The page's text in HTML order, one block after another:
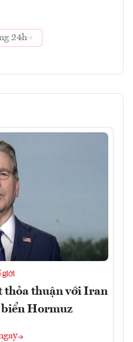
24h
giới
thỏa thuận với Iran
biển Hormuz